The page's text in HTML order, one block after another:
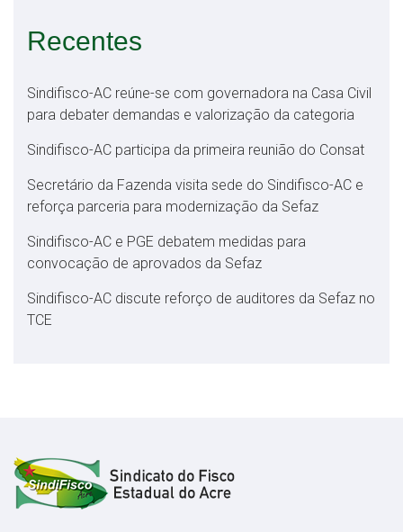
Recentes
Sindifisco-AC reúne-se com governadora na Casa Civil
para debater demandas e valorização da categoria
Sindifisco-AC participa da primeira reunião do Consat
Secretário da Fazenda visita sede do Sindifisco-AC e
reforça parceria para modernização da Sefaz
Sindifisco-AC e PGE debatem medidas para
convocação de aprovados da Sefaz
Sindifisco-AC discute reforço de auditores da Sefaz no
TCE